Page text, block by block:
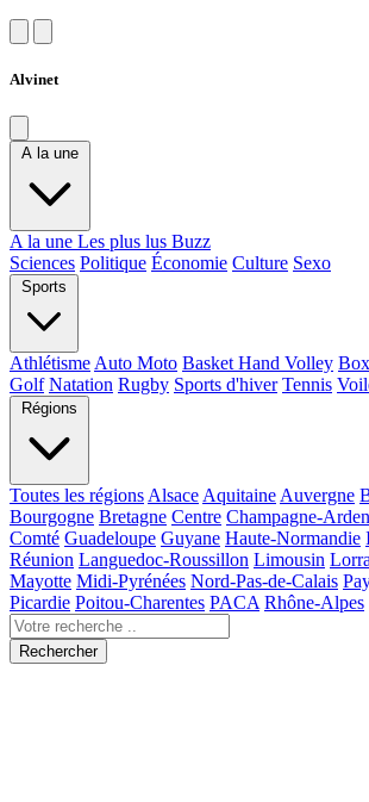
Alvinet
A la une
A la une Les plus lus Buzz
Sciences Politique Économie Culture Sexo
Sports
Athlétisme Auto Moto Basket Hand Volley
Golf Natation Rugby Sports d'hiver Tennis
Régions
Toutes les régions Alsace Aquitaine Auvergne
Bourgogne Bretagne Centre Champagne-
Comté Guadeloupe Guyane Haute-Normandie
Réunion Languedoc-Roussillon Limousin
Mayotte Midi-Pyrénées Nord-Pas-de-Calais
Picardie Poitou-Charentes PACA Rhône-Alpes
Rechercher